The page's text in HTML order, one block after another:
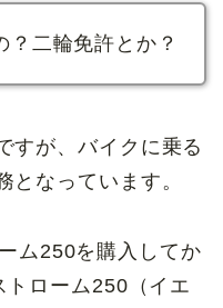
？二輪免許とか？
すが、バイクに乗る
となっています。
ム250を購入してか
トローム250（イエ